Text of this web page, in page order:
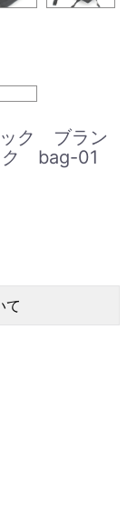
ック ブラン
bag-01
て